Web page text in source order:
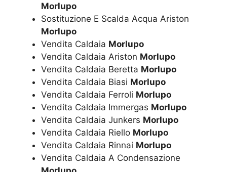
Morlupo
Sostituzione E Scalda Acqua Ariston
Morlupo
Vendita Caldaia Morlupo
Vendita Caldaia Ariston Morlupo
Vendita Caldaia Beretta Morlupo
Vendita Caldaia Biasi Morlupo
Vendita Caldaia Ferroli Morlupo
Vendita Caldaia Immergas Morlupo
Vendita Caldaia Junkers Morlupo
Vendita Caldaia Riello Morlupo
Vendita Caldaia Rinnai Morlupo
Vendita Caldaia A Condensazione